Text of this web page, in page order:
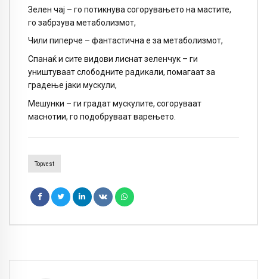
Зелен чај – го потикнува согорувањето на мастите,
го забрзува метаболизмот,
Чили пиперче – фантастична е за метаболизмот,
Спанаќ и сите видови лиснат зеленчук – ги
уништуваат слободните радикали, помагаат за
градење јаки мускули,
Мешунки – ги градат мускулите, согоруваат
маснотии, го подобруваат варењето.
Topvest